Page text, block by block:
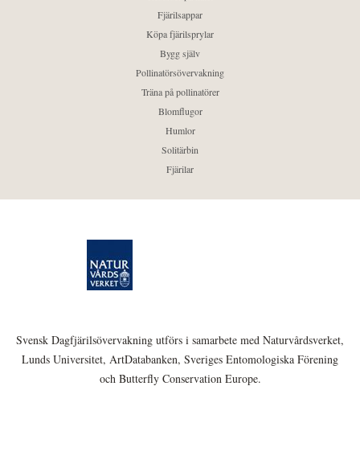
Fjärilsappar
Köpa fjärilsprylar
Bygg själv
Pollinatörsövervakning
Träna på pollinatörer
Blomflugor
Humlor
Solitärbin
Fjärilar
Svensk Dagfjärilsövervakning utförs i samarbete med Naturvårdsverket,
Lunds Universitet, ArtDatabanken, Sveriges Entomologiska Förening
och Butterfly Conservation Europe.